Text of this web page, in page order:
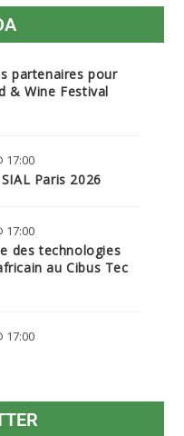
partenaires pour
& Wine Festival
17:00
Paris 2026
17:00
des technologies
au Cibus Tec
17:00